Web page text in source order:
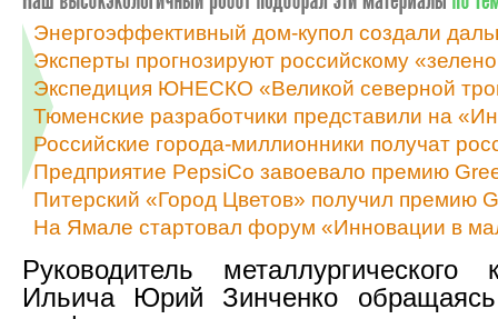
Энергоэффективный дом-купол создали
Эксперты прогнозируют российскому
Экспедиция ЮНЕСКО «Великой северной
Тюменские разработчики представили на
Российские города-миллионники получат
Предприятие PepsiCo завоевало премию
Питерский «Город Цветов» получил премию
На Ямале стартовал форум «Инновации в
Руководитель
Ильича Юрий Зинченко